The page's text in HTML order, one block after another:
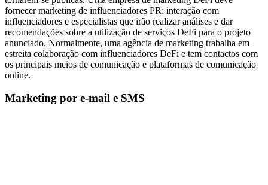
fornecer marketing de influenciadores PR: interação com
influenciadores e especialistas que irão realizar análises e dar
recomendações sobre a utilização de serviços DeFi para o projeto
anunciado. Normalmente, uma agência de marketing trabalha em
estreita colaboração com influenciadores DeFi e tem contactos com
os principais meios de comunicação e plataformas de comunicação
online.
Marketing por e-mail e SMS